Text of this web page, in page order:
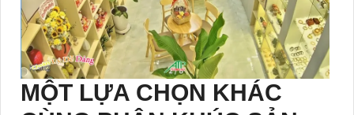
MỘT LỰA CHỌN KHÁC